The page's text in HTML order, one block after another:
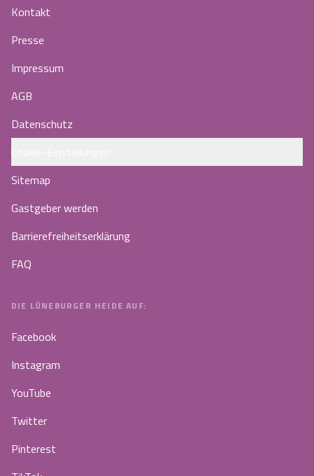
Kontakt
Presse
Impressum
AGB
Datenschutz
Sitemap
Gastgeber werden
Barrierefreiheitserklärung
FAQ
DIE LÜNEBURGER HEIDE AUF:
Facebook
Instagram
YouTube
Twitter
Pinterest